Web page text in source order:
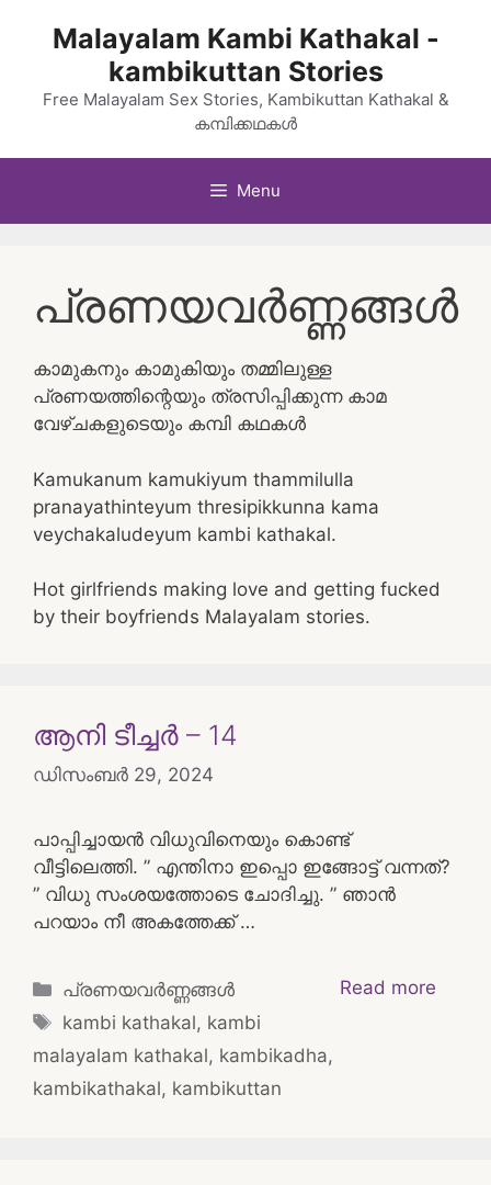
Malayalam Kambi Kathakal -
kambikuttan Stories
Free Malayalam Sex Stories, Kambikuttan Kathakal &
കമ്പിക്കഥകൾ
Menu
പ്രണയവർണ്ണങ്ങൾ
കാമുകനും കാമുകിയും തമ്മിലുള്ള
പ്രണയത്തിന്റെയും ത്രസിപ്പിക്കുന്ന കാമ
വേഴ്ചകളുടെയും കമ്പി കഥകൾ
Kamukanum kamukiyum thammilulla
pranayathinteyum thresipikkunna kama
veychakaludeyum kambi kathakal.
Hot girlfriends making love and getting fucked
by their boyfriends Malayalam stories.
ആനി ടീച്ചർ – 14
ഡിസംബർ 29, 2024
പാപ്പിച്ചായന്‍ വിധുവിനെയും കൊണ്ട്
വീട്ടിലെത്തി. ” എന്തിനാ ഇപ്പൊ ഇങ്ങോട്ട് വന്നത്?
” വിധു സംശയത്തോടെ ചോദിച്ചു. ” ഞാൻ
പറയാം നീ അകത്തേക്ക് …
Read more
Categories
പ്രണയവർണ്ണങ്ങൾ
Tags
kambi kathakal, kambi
malayalam kathakal, kambikadha,
kambikathakal, kambikuttan